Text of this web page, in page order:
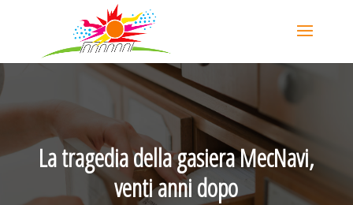
La tragedia della gasiera MecNavi,
venti anni dopo